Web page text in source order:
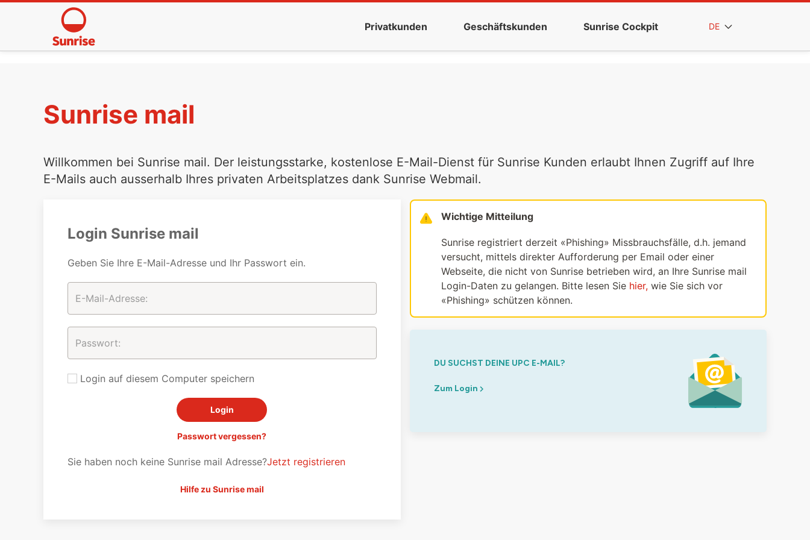
Privatkunden Geschäftskunden Sunrise Cockpit DE
Sunrise mail
Willkommen bei Sunrise mail. Der leistungsstarke, kostenlose E-Mail-Dienst für Sunrise Kunden erlaubt Ihnen Zugriff auf Ihre
E-Mails auch ausserhalb Ihres privaten Arbeitsplatzes dank Sunrise Webmail.
Login Sunrise mail
Geben Sie Ihre E-Mail-Adresse und Ihr Passwort ein.
Login auf diesem Computer speichern
Passwort vergessen?
Sie haben noch keine Sunrise mail Adresse?Jetzt registrieren
Hilfe zu Sunrise mail
Wichtige Mitteilung
Sunrise registriert derzeit «Phishing» Missbrauchsfälle, d.h. jemand
versucht, mittels direkter Aufforderung per Email oder einer
Webseite, die nicht von Sunrise betrieben wird, an Ihre Sunrise mail
Login-Daten zu gelangen. Bitte lesen Sie hier,wie Sie sich vor
«Phishing» schützen können.
DU SUCHST DEINE UPC E-MAIL?
Zum Login